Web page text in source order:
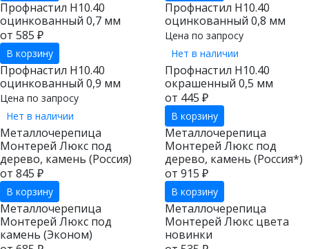
Профнастил Н10.40
оцинкованный 0,7 мм
от 585 ₽
В корзину
Профнастил Н10.40
оцинкованный 0,8 мм
Цена по запросу
Нет в наличии
Профнастил Н10.40
оцинкованный 0,9 мм
Цена по запросу
Нет в наличии
Профнастил Н10.40
окрашенный 0,5 мм
от 445 ₽
В корзину
Металлочерепица
Монтерей Люкс под
дерево, камень (Россия)
от 845 ₽
В корзину
Металлочерепица
Монтерей Люкс под
дерево, камень (Россия*)
от 915 ₽
В корзину
Металлочерепица
Монтерей Люкс под
камень (Эконом)
Металлочерепица
Монтерей Люкс цвета
новинки